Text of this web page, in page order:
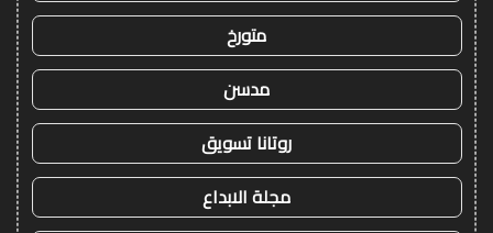
متورخ
مدسن
روتانا تسويق
مجلة الابداع